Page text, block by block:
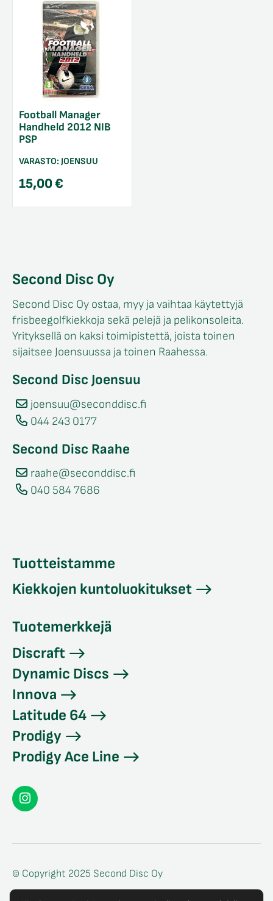
Football Manager
Handheld 2012 NIB
PSP
VARASTO: JOENSUU
15,00€
Second Disc Oy
Second Disc Oy ostaa, myy ja vaihtaa käytettyjä
frisbeegolfkiekkoja sekä pelejä ja pelikonsoleita.
Yrityksellä on kaksi toimipistettä, joista toinen
sijaitsee Joensuussa ja toinen Raahessa.
Second Disc Joensuu
joensuu@seconddisc.fi
044 243 0177
Second Disc Raahe
raahe@seconddisc.fi
040 584 7686
Tuotteistamme
Kiekkojen kuntoluokitukset
Tuotemerkkejä
Discraft
Dynamic Discs
Innova
Latitude 64
Prodigy
Prodigy Ace Line
Seconddisc
© Copyright 2025 Second Disc Oy